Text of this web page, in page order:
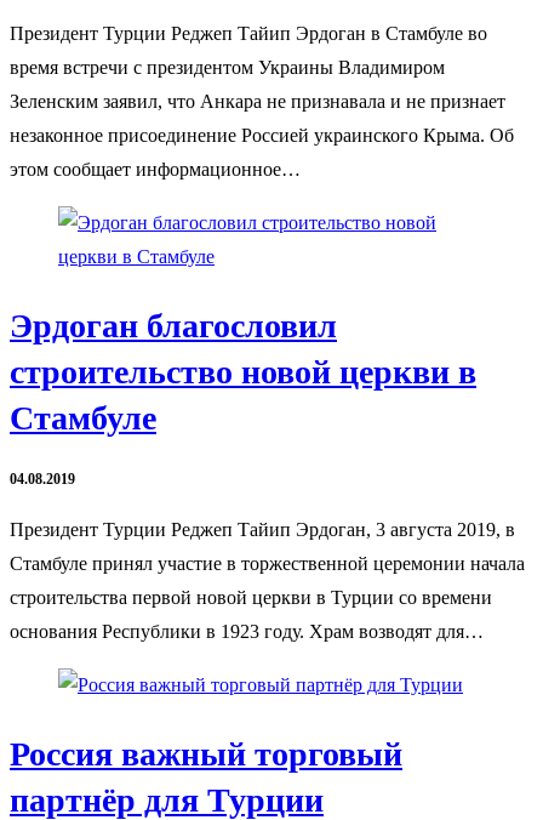
Президент Турции Реджеп Тайип Эрдоган в Стамбуле во
время встречи с президентом Украины Владимиром
Зеленским заявил, что Анкара не признавала и не признает
незаконное присоединение Россией украинского Крыма. Об
этом сообщает информационное…
Эрдоган благословил
строительство новой церкви в
Стамбуле
04.08.2019
Президент Турции Реджеп Тайип Эрдоган, 3 августа 2019, в
Стамбуле принял участие в торжественной церемонии начала
строительства первой новой церкви в Турции со времени
основания Республики в 1923 году. Храм возводят для…
Россия важный торговый
партнёр для Турции